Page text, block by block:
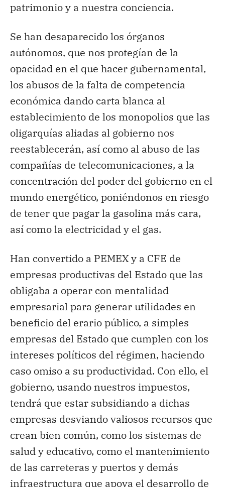
patrimonio y a nuestra conciencia.
Se han desaparecido los órganos
autónomos, que nos protegían de la
opacidad en el que hacer gubernamental,
los abusos de la falta de competencia
económica dando carta blanca al
establecimiento de los monopolios que las
oligarquías aliadas al gobierno nos
reestablecerán, así como al abuso de las
compañías de telecomunicaciones, a la
concentración del poder del gobierno en el
mundo energético, poniéndonos en riesgo
de tener que pagar la gasolina más cara,
así como la electricidad y el gas.
Han convertido a PEMEX y a CFE de
empresas productivas del Estado que las
obligaba a operar con mentalidad
empresarial para generar utilidades en
beneficio del erario público, a simples
empresas del Estado que cumplen con los
intereses políticos del régimen, haciendo
caso omiso a su productividad. Con ello, el
gobierno, usando nuestros impuestos,
tendrá que estar subsidiando a dichas
empresas desviando valiosos recursos que
crean bien común, como los sistemas de
salud y educativo, como el mantenimiento
de las carreteras y puertos y demás
infraestructura que apoya el desarrollo de